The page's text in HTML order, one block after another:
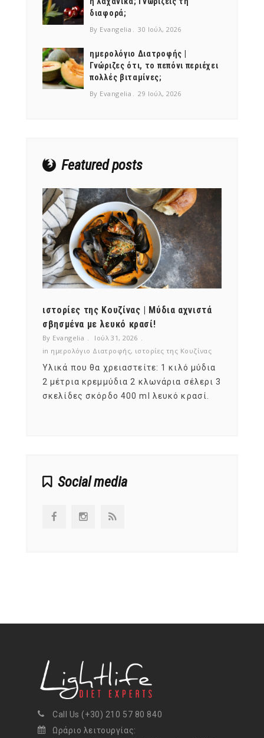
διαφορά;
By Evangelia 30 Ιούλ, 2026
ημερολόγιο Διατροφής |
Γνώριζες ότι, το πεπόνι περιέχει
πολλές βιταμίνες;
By Evangelia 29 Ιούλ, 2026
Featured posts
ιστορίες της Κουζίνας | Μύδια αχνιστά
σβησμένα με λευκό κρασί!
By Evangelia
Ιούλ 31, 2026
in ημερολόγιο Διατροφής, ιστορίες της Κουζίνας
Υλικά που θα χρειαστείτε: 1 κιλό μύδια
2 μέτρια κρεμμύδια 2 κλωνάρια σέλερι 3
σκελίδες σκόρδο 400 ml λευκό κρασί.
Social media
Call Us (+30) 210 57 80 840
Ωράριο λειτουργίας: